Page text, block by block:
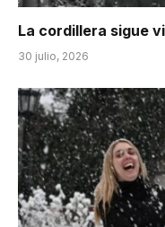
La cordillera sigue
30 julio, 2026